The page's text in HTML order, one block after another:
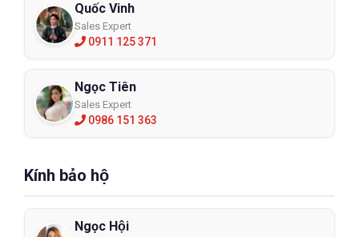
Quốc Vinh
Sales Expert
0911 125 371
Ngọc Tiên
Sales Expert
0986 151 363
Kính bảo hộ
Ngọc Hội